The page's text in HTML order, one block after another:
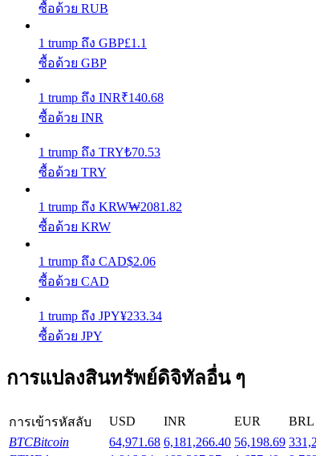
ได้รับ
พาวเวอร์พิกกี้
รับรางวัลการแข่งขันทุกวัน
ซื้อด้วย RUB
1 trump ถึง GBP£1.1
ซื้อด้วย GBP
1 trump ถึง INR₹140.68
ซื้อด้วย INR
1 trump ถึง TRY₺70.53
ซื้อด้วย TRY
1 trump ถึง KRW₩2081.82
ซื้อด้วย KRW
1 trump ถึง CAD$2.06
ซื้อด้วย CAD
1 trump ถึง JPY¥233.34
ซื้อด้วย JPY
การแปลงสินทรัพย์ดิจิทัลอื่น ๆ
การเข้ารหัสลับ USD INR EUR BRL
BTCBitcoin 64,971.68 6,181,266.40 56,198.69